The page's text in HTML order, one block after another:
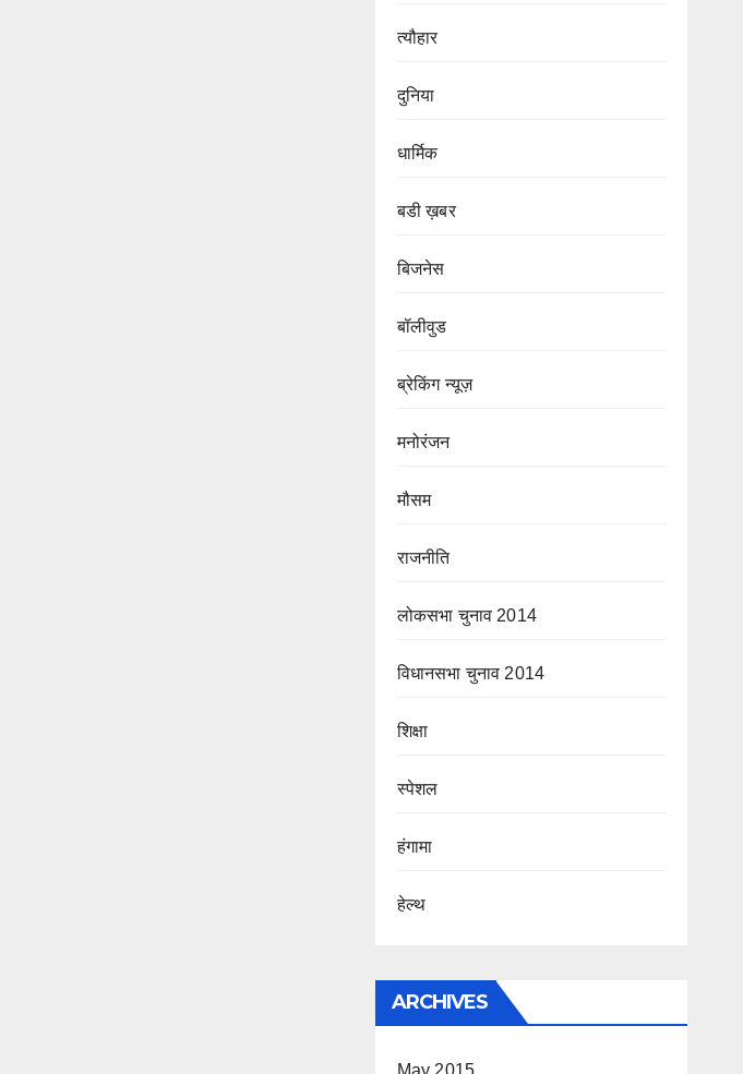
त्यौहार
दुनिया
धार्मिक
बडी ख़बर
बिजनेस
बॉलीवुड
ब्रेकिंग न्यूज़
मनोरंजन
मौसम
राजनीति
लोकसभा चुनाव 2014
विधानसभा चुनाव 2014
शिक्षा
स्पेशल
हंगामा
हेल्थ
ARCHIVES
May 2015